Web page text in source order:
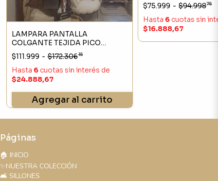
LAMPARA PANTALLA
COLGANTE TEJIDA PICO
40X40CM
$111.999 - $172.30615
Hasta 6cuotas sin interés de
$24.888,67
Agregar al carrito
$75.999 - $94.99875
Hasta 6 cuotas sin
$16.888,67
Páginas
🏠 INICIO
✨NUESTRA COLECCIÓN
🛋️ SILLONES